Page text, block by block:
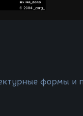
формы и